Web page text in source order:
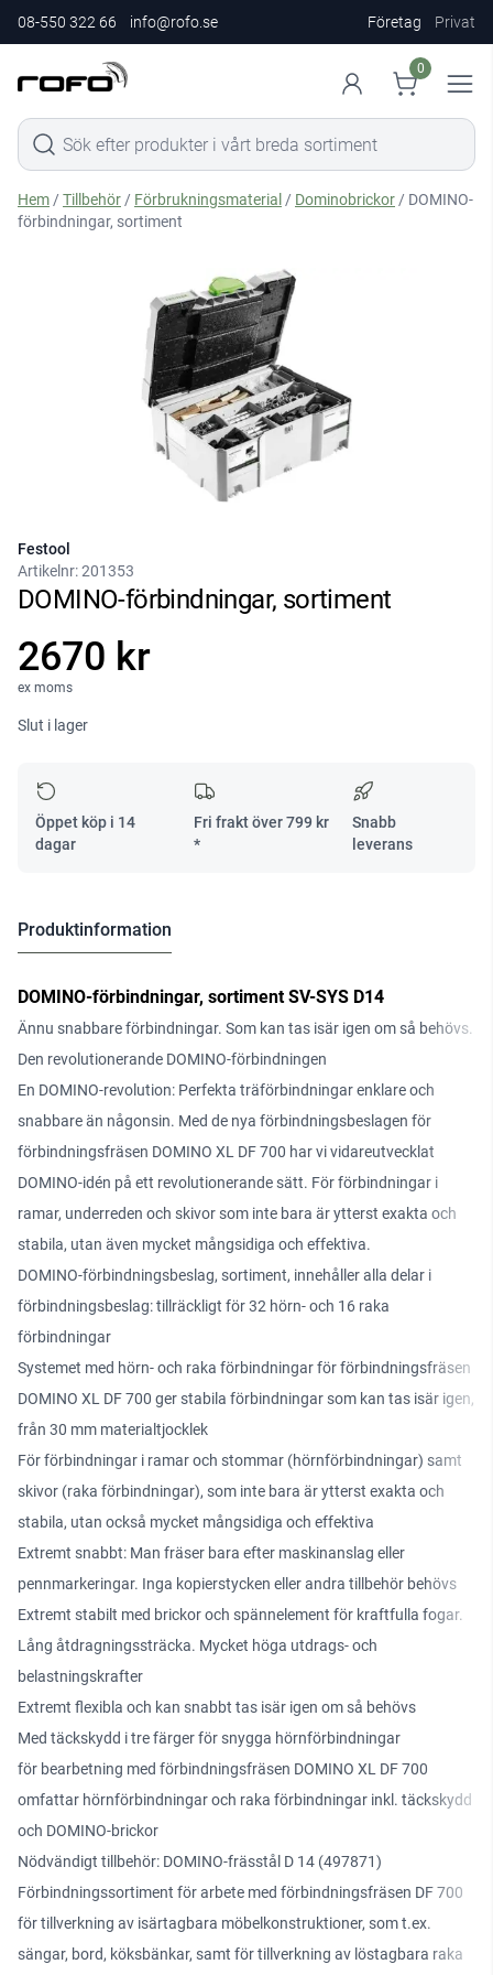
08-550 322 66 info@rofo.se Företag Privat
0
Hem /Tillbehör / Förbrukningsmaterial / Dominobrickor / DOMINO-
förbindningar, sortiment
Festool
Artikelnr:201353
DOMINO-förbindningar, sortiment
2670 kr
ex moms
Slut i lager
Öppet köp i 14
dagar
Fri frakt över799 kr
*
Snabb
leverans
Produktinformation
DOMINO-förbindningar, sortiment SV-SYS D14
Ännu snabbare förbindningar. Som kan tas isär igen om så behövs.
Den revolutionerande DOMINO-förbindningen
En DOMINO-revolution: Perfekta träförbindningar enklare och
snabbare än någonsin. Med de nya förbindningsbeslagen för
förbindningsfräsen DOMINO XL DF 700 har vi vidareutvecklat
DOMINO-idén på ett revolutionerande sätt. För förbindningar i
ramar, underreden och skivor som inte bara är ytterst exakta och
stabila, utan även mycket mångsidiga och effektiva.
DOMINO-förbindningsbeslag, sortiment, innehåller alla delar i
förbindningsbeslag: tillräckligt för 32 hörn- och 16 raka
förbindningar
Systemet med hörn- och raka förbindningar för förbindningsfräsen
DOMINO XL DF 700 ger stabila förbindningar som kan tas isär igen,
från 30 mm materialtjocklek
För förbindningar i ramar och stommar (hörnförbindningar) samt
skivor (raka förbindningar), som inte bara är ytterst exakta och
stabila, utan också mycket mångsidiga och effektiva
Extremt snabbt: Man fräser bara efter maskinanslag eller
pennmarkeringar. Inga kopierstycken eller andra tillbehör behövs
Extremt stabilt med brickor och spännelement för kraftfulla fogar.
Lång åtdragningssträcka. Mycket höga utdrags- och
belastningskrafter
Extremt flexibla och kan snabbt tas isär igen om så behövs
Med täckskydd i tre färger för snygga hörnförbindningar
för bearbetning med förbindningsfräsen DOMINO XL DF 700
omfattar hörnförbindningar och raka förbindningar inkl. täckskydd
och DOMINO-brickor
Nödvändigt tillbehör: DOMINO-frässtål D 14 (497871)
Förbindningssortiment för arbete med förbindningsfräsen DF 700
för tillverkning av isärtagbara möbelkonstruktioner, som t.ex.
sängar, bord, köksbänkar, samt för tillverkning av löstagbara raka